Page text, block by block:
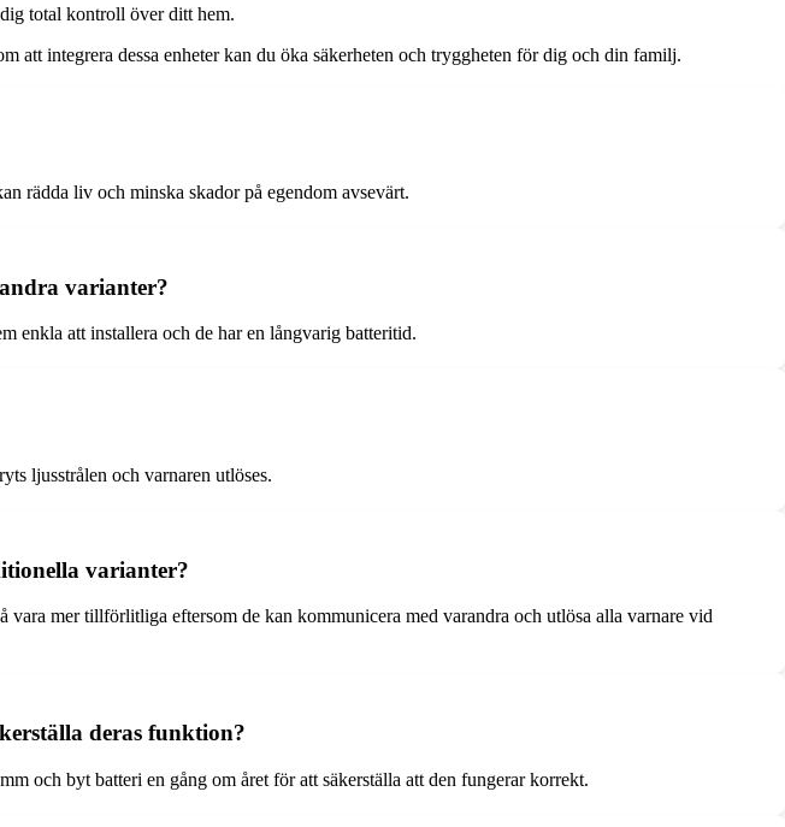
total kontroll över ditt hem.
integrera dessa enheter kan du öka säkerheten och tryggheten för dig och din familj.
rädda liv och minska skador på egendom avsevärt.
varianter?
enkla att installera och de har en långvarig batteritid.
ljusstrålen och varnaren utlöses.
varianter?
mer tillförlitliga eftersom de kan kommunicera med varandra och utlösa alla varnare vid
deras funktion?
och byt batteri en gång om året för att säkerställa att den fungerar korrekt.